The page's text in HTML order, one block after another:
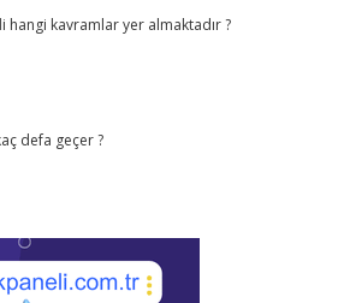
hangi kavramlar yer almaktadır ?
defa geçer ?